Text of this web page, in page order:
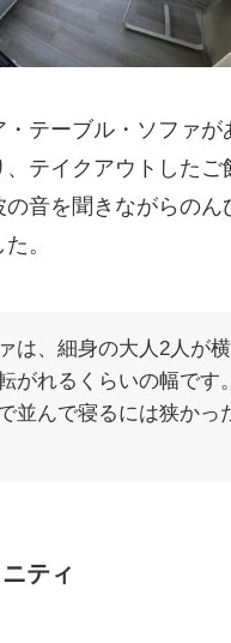
テーブル・ソファが
、テイクアウトしたご
の音を聞きながらのん
。
は、細身の大人2人が
がれるくらいの幅です
並んで寝るには狭かっ
ティ